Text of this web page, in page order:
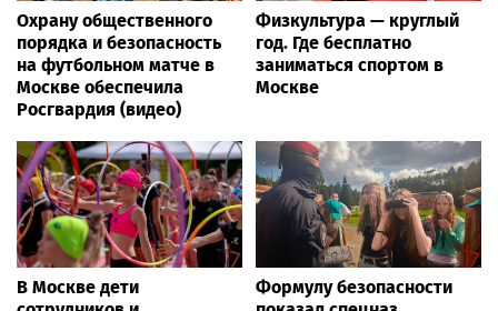
Охрану общественного
порядка и безопасность
на футбольном матче в
Москве обеспечила
Росгвардия (видео)
Физкультура — круглый
год. Где бесплатно
заниматься спортом в
Москве
В Москве дети
Формулу безопасности